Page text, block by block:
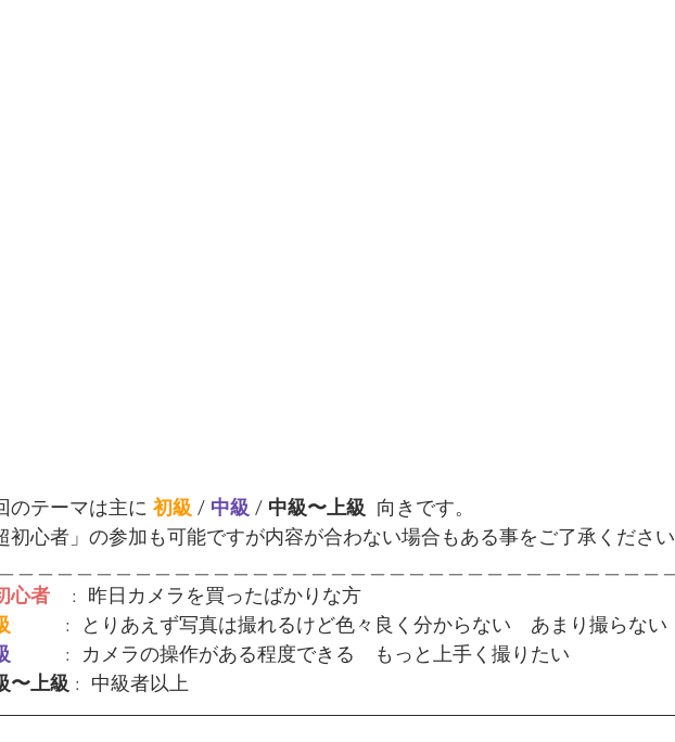
のテーマは主に 初級 / 中級 / 中級〜上級 向きです。
初心者」の参加も可能ですが内容が合わない場合もある事をご了承ください
心者 :  昨日カメラを買ったばかりな方
級
:  とりあえず写真は撮れるけど色々良く分からない　あまり撮らない
級
:  カメラの操作がある程度できる　もっと上手く撮りたい
〜上級 :  中級者以上